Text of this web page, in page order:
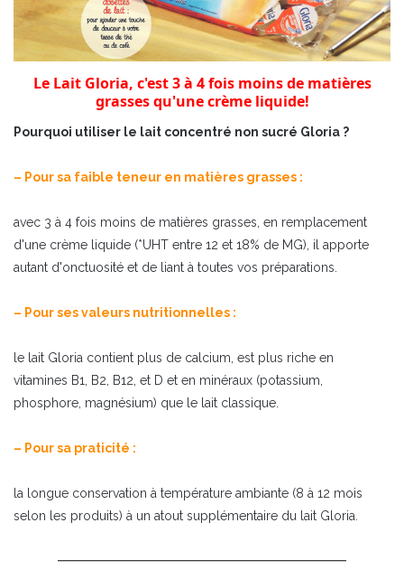
Le Lait Gloria, c'est 3 à 4 fois moins de matières
grasses qu'une crème liquide!
Pourquoi utiliser le lait concentré non sucré Gloria ?
– Pour sa faible teneur en matières grasses :
avec 3 à 4 fois moins de matières grasses, en remplacement
d'une crème liquide (*UHT entre 12 et 18% de MG), il apporte
autant d'onctuosité et de liant à toutes vos préparations.
– Pour ses valeurs nutritionnelles :
le lait Gloria contient plus de calcium, est plus riche en
vitamines B1, B2, B12, et D et en minéraux (potassium,
phosphore, magnésium) que le lait classique.
– Pour sa praticité :
la longue conservation à température ambiante (8 à 12 mois
selon les produits) à un atout supplémentaire du lait Gloria.